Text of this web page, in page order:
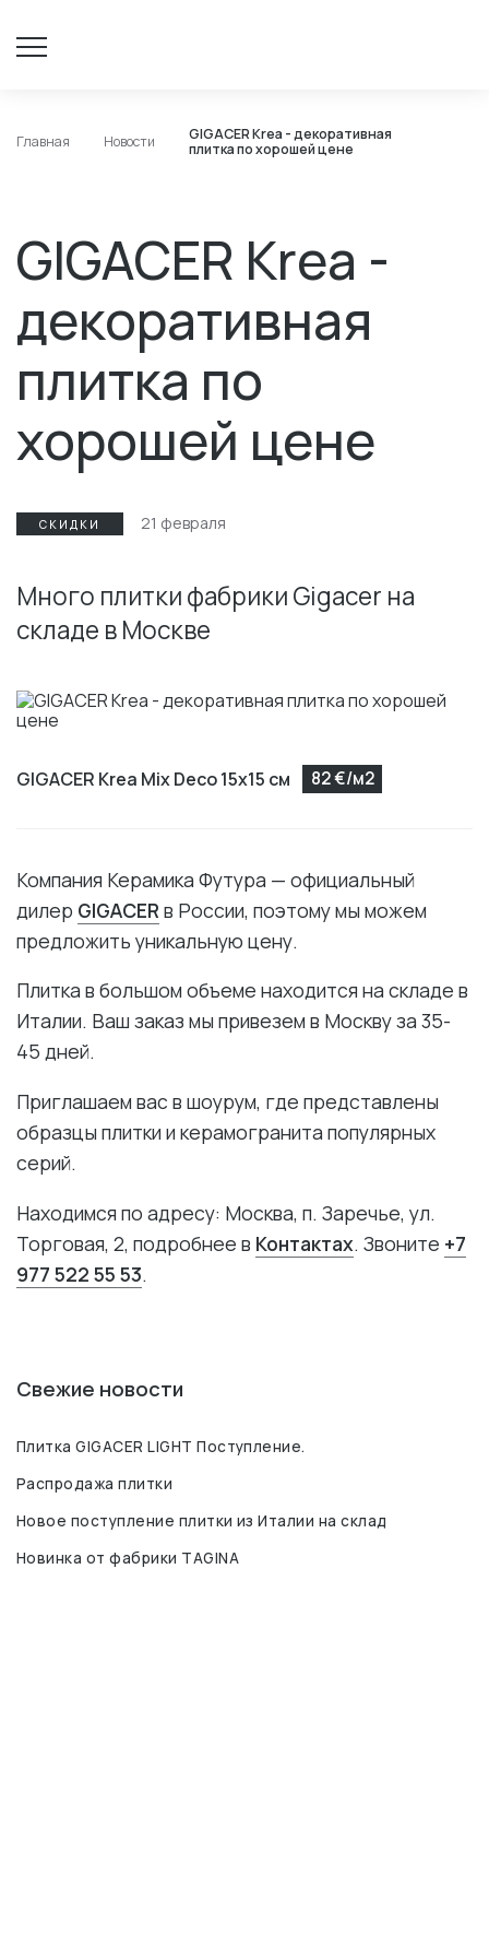
Главная Новости
GIGACER Krea - декоративная
плитка по хорошей цене
GIGACER Krea -
декоративная
плитка по
хорошей цене
СКИДКИ 21 февраля
Много плитки фабрики Gigacer на
складе в Москве
GIGACER Krea Mix Deco 15х15 см 82 €/м2
Компания Керамика Футура — официальный
дилер GIGACER в России, поэтому мы можем
предложить уникальную цену.
Плитка в большом объеме находится на складе в
Италии. Ваш заказ мы привезем в Москву за 35-
45 дней.
Приглашаем вас в шоурум, где представлены
образцы плитки и керамогранита популярных
серий.
Находимся по адресу: Москва, п. Заречье, ул.
Торговая, 2, подробнее в Контактах. Звоните +7
977 522 55 53.
Свежие новости
Плитка GIGACER LIGHT Поступление.
Распродажа плитки
Новое поступление плитки из Италии на склад
Новинка от фабрики TAGINA